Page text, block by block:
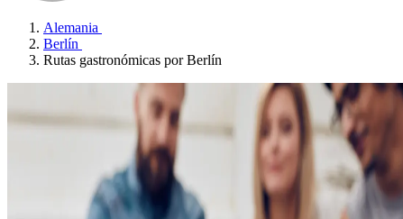
Alemania
Berlín
Rutas gastronómicas por Berlín